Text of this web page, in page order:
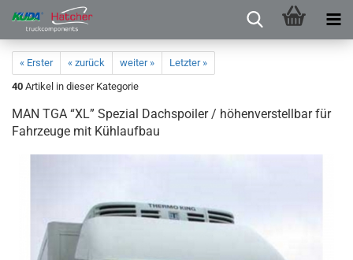
« Erster « zurück weiter »
Letzter »
40 Artikel in dieser Kategorie
MAN TGA “XL” Spezial Dachspoiler / höhenverstellbar für
Fahrzeuge mit Kühlaufbau